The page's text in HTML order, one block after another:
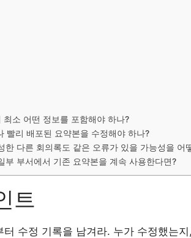
최소 어떤 정보를 포함해야 하나?
빨리 배포된 요약본을 수정해야 하나?
한 다른 회의록도 같은 오류가 있을 가능성을 어
부 부서에서 기존 요약본을 계속 사용한다면?
트
터 수정 기록을 남겨라. 누가 수정했는